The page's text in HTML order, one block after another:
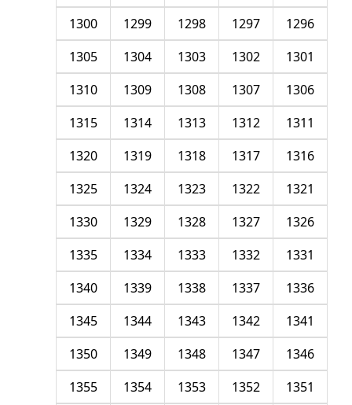
1296
1297
1298
1299
1300
1301
1302
1303
1304
1305
1306
1307
1308
1309
1310
1311
1312
1313
1314
1315
1316
1317
1318
1319
1320
1321
1322
1323
1324
1325
1326
1327
1328
1329
1330
1331
1332
1333
1334
1335
1336
1337
1338
1339
1340
1341
1342
1343
1344
1345
1346
1347
1348
1349
1350
1351
1352
1353
1354
1355